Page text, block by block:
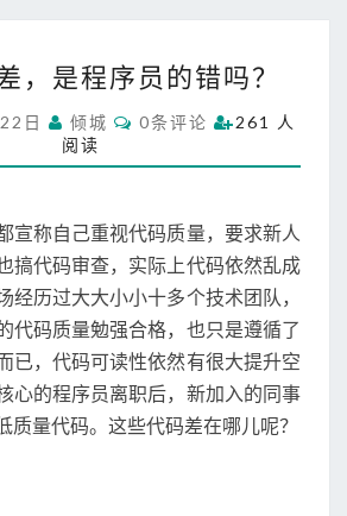
码
量
差
程
序
员
的
错
吗
？
，是程序员的错吗？
日 倾城
C
O
M
T
S
0条评论
261 人
阅读
宣称自己重视代码质量，要求新人
搞代码审查，实际上代码依然乱成
经历过大大小小十多个技术团队，
代码质量勉强合格，也只是遵循了
已，代码可读性依然有很大提升空
心的程序员离职后，新加入的同事
质量代码。这些代码差在哪儿呢？